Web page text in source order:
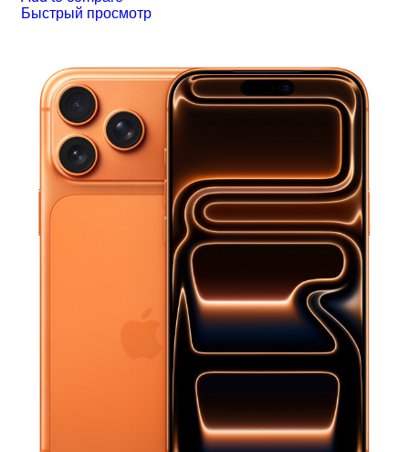
Быстрый просмотр